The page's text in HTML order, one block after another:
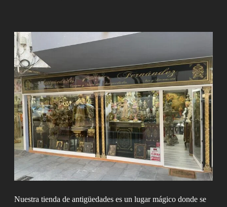
Nuestra tienda de antigüedades es un lugar mágico donde se